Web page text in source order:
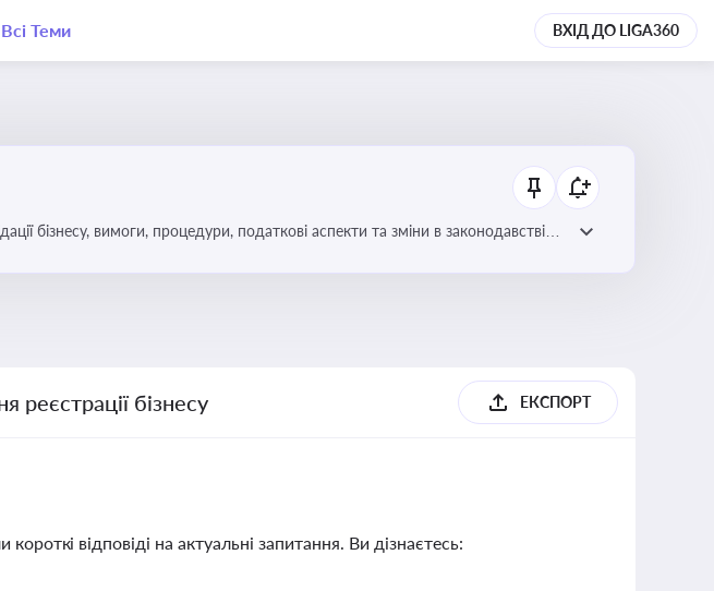
Всі Теми ВХІД ДО LIGA360
реєстрації бізнесу ЕКСПОРТ
відповіді на актуальні запитання. Ви дізнаєтесь: